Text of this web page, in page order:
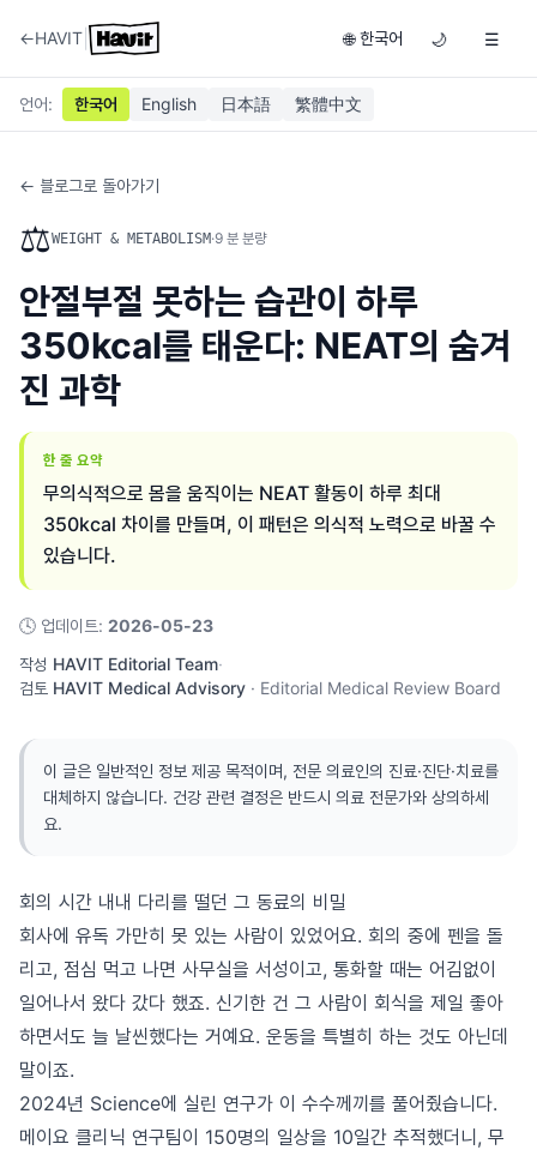
←HAVIT 🌐 한국어 🌙 ☰
언어: 한국어 English 日本語 繁體中文
← 블로그로 돌아가기
⚖️WEIGHT & METABOLISM·9 분 분량
안절부절 못하는 습관이 하루
350kcal를 태운다: NEAT의 숨겨
진 과학
한 줄 요약
무의식적으로 몸을 움직이는 NEAT 활동이 하루 최대
350kcal 차이를 만들며, 이 패턴은 의식적 노력으로 바꿀 수
있습니다.
🕓 업데이트: 2026-05-23
작성 HAVIT Editorial Team·
검토 HAVIT Medical Advisory · Editorial Medical Review Board
이 글은 일반적인 정보 제공 목적이며, 전문 의료인의 진료·진단·치료를
대체하지 않습니다. 건강 관련 결정은 반드시 의료 전문가와 상의하세
요.
회의 시간 내내 다리를 떨던 그 동료의 비밀
회사에 유독 가만히 못 있는 사람이 있었어요. 회의 중에 펜을 돌
리고, 점심 먹고 나면 사무실을 서성이고, 통화할 때는 어김없이
일어나서 왔다 갔다 했죠. 신기한 건 그 사람이 회식을 제일 좋아
하면서도 늘 날씬했다는 거예요. 운동을 특별히 하는 것도 아닌데
말이죠.
2024년 Science에 실린 연구가 이 수수께끼를 풀어줬습니다.
메이요 클리닉 연구팀이 150명의 일상을 10일간 추적했더니, 무